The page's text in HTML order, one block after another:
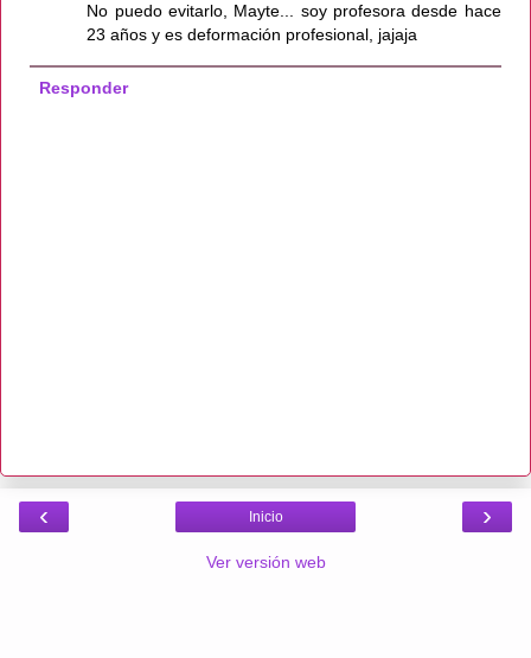
No puedo evitarlo, Mayte... soy profesora desde hace
23 años y es deformación profesional, jajaja
Responder
‹ ›
Inicio
Ver versión web